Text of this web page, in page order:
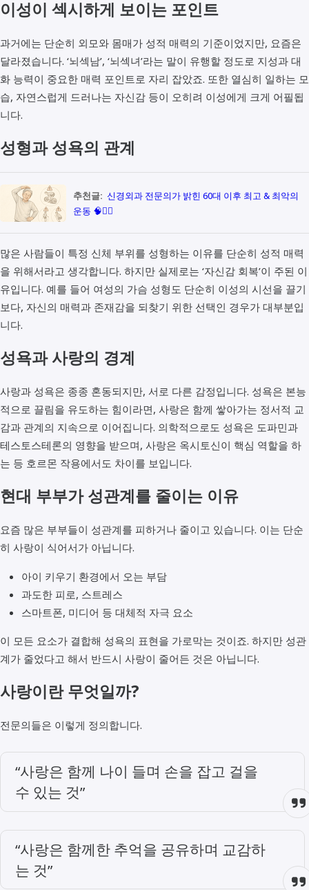
이성이 섹시하게 보이는 포인트
과거에는 단순히 외모와 몸매가 성적 매력의 기준이었지만, 요즘은
달라졌습니다. ‘뇌섹남’, ‘뇌섹녀’라는 말이 유행할 정도로 지성과 대
화 능력이 중요한 매력 포인트로 자리 잡았죠. 또한 열심히 일하는 모
습, 자연스럽게 드러나는 자신감 등이 오히려 이성에게 크게 어필됩
니다.
성형과 성욕의 관계
추천글: 신경외과 전문의가 밝힌 60대 이후 최고 & 최악의
운동 🧠🏋️‍♀️
많은 사람들이 특정 신체 부위를 성형하는 이유를 단순히 성적 매력
을 위해서라고 생각합니다. 하지만 실제로는 ‘자신감 회복’이 주된 이
유입니다. 예를 들어 여성의 가슴 성형도 단순히 이성의 시선을 끌기
보다, 자신의 매력과 존재감을 되찾기 위한 선택인 경우가 대부분입
니다.
성욕과 사랑의 경계
사랑과 성욕은 종종 혼동되지만, 서로 다른 감정입니다. 성욕은 본능
적으로 끌림을 유도하는 힘이라면, 사랑은 함께 쌓아가는 정서적 교
감과 관계의 지속으로 이어집니다. 의학적으로도 성욕은 도파민과
테스토스테론의 영향을 받으며, 사랑은 옥시토신이 핵심 역할을 하
는 등 호르몬 작용에서도 차이를 보입니다.
현대 부부가 성관계를 줄이는 이유
요즘 많은 부부들이 성관계를 피하거나 줄이고 있습니다. 이는 단순
히 사랑이 식어서가 아닙니다.
아이 키우기 환경에서 오는 부담
과도한 피로, 스트레스
스마트폰, 미디어 등 대체적 자극 요소
이 모든 요소가 결합해 성욕의 표현을 가로막는 것이죠. 하지만 성관
계가 줄었다고 해서 반드시 사랑이 줄어든 것은 아닙니다.
사랑이란 무엇일까?
전문의들은 이렇게 정의합니다.
“사랑은 함께 나이 들며 손을 잡고 걸을
수 있는 것”
“사랑은 함께한 추억을 공유하며 교감하
는 것”